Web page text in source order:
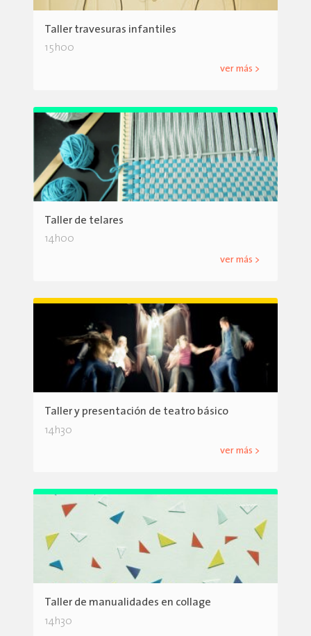
Taller travesuras infantiles
15h00
ver más >
Taller de telares
14h00
ver más >
Taller y presentación de teatro básico
14h30
ver más >
Taller de manualidades en collage
14h30